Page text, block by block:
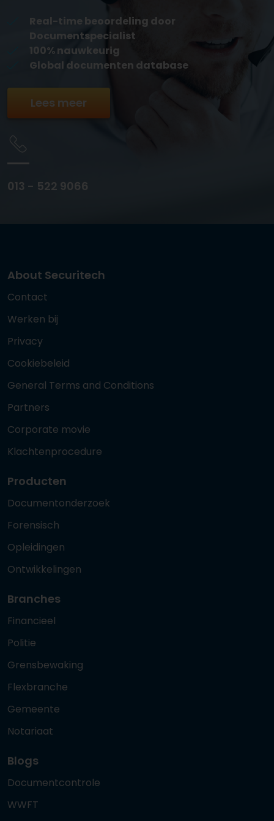
Real-time beoordeling door
Documentspecialist
100% nauwkeurig
Global documenten database
Lees meer
013 - 522 9066
About Securitech
Contact
Werken bij
Privacy
Cookiebeleid
General Terms and Conditions
Partners
Corporate movie
Klachtenprocedure
Producten
Documentonderzoek
Forensisch
Opleidingen
Ontwikkelingen
Branches
Financieel
Politie
Grensbewaking
Flexbranche
Gemeente
Notariaat
Blogs
Documentcontrole
WWFT